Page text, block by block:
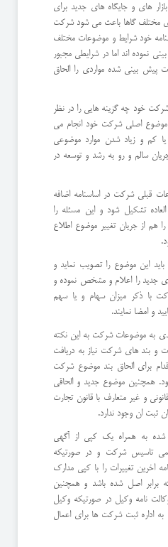
های و جایگاه های جدید برای
مختلف گاها باعث می شود شرکت
خود شرایط و موضوعات مختلف
نموده اند اما در شرایطی مجبور
پیش بینی شده مواردی را الحاق
خود چه گزینه هایی را در نظر
موضوع اصلی شرکت خود انجام می
کم و زیاد شدن موارد موضوعی
سالم و رو به رشد و توسعه در
قبلی شرکت در اساسنامه اضافه
تشکیل شود و این مسئله را
هم از جریان تغییر موضوع اطلاع
این موضوع را تصویب نماید و
جدید را اعلام و مشخص نموده و
با ذکر میزان سهام و یا سهم
و امضا نمایند.
به موضوعات شرکت به این نکته
و بند های شرکت نیاز به دریافت
برای الحاق بند موضوع شرکت
همچنین موضوع جدید و الحاقی
و غیر متعارف با قانون تجارت
ثبت ان وجود ندارد.
شده به همراه یک کپی از آگهی
تاسیس شرکت و در صورتیکه
اخرین تغییرات را با کپی مدارک
برابر اصل شده باشد و همچنین
نامه وکیل در صورتیکه وکیل
اداره ثبت شرکت ها برای اعمال